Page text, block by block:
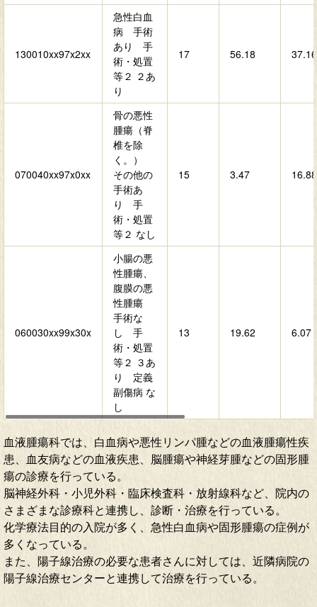
130010xx97x2xx
急性白血
病 手術
あり 手
術・処置
等２ ２あ
り
17 56.18 37.16
070040xx97x0xx
骨の悪性
腫瘍（脊
椎を除
く。）
その他の
手術あ
り 手
術・処置
等２ なし
15 3.47 16.88
060030xx99x30x
小腸の悪
性腫瘍、
腹膜の悪
性腫瘍
手術な
し 手
術・処置
等２ ３あ
り 定義
副傷病 な
し
13 19.62 6.07
血液腫瘍科では、白血病や悪性リンパ腫などの血液腫瘍性疾
患、血友病などの血液疾患、脳腫瘍や神経芽腫などの固形腫
瘍の診療を行っている。
脳神経外科・小児外科・臨床検査科・放射線科など、院内の
さまざまな診療科と連携し、診断・治療を行っている。
化学療法目的の入院が多く、急性白血病や固形腫瘍の症例が
多くなっている。
また、陽子線治療の必要な患者さんに対しては、近隣病院の
陽子線治療センターと連携して治療を行っている。